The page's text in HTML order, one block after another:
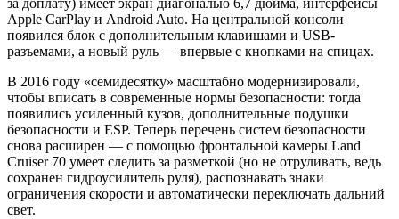
за доплату) имеет экран диагональю 6,7 дюйма, интерфейсы
Apple CarPlay и Android Auto. На центральной консоли
появился блок с дополнительным клавишами и USB-
разъемами, а новый руль — впервые с кнопками на спицах.
В 2016 году «семидесятку» масштабно модернизировали,
чтобы вписать в современные нормы безопасности: тогда
появились усиленный кузов, дополнительные подушки
безопасности и ESP. Теперь перечень систем безопасности
снова расширен — с помощью фронтальной камеры Land
Cruiser 70 умеет следить за разметкой (но не отруливать, ведь
сохранен гидроусилитель руля), распознавать знаки
ограничения скорости и автоматически переключать дальний
свет.